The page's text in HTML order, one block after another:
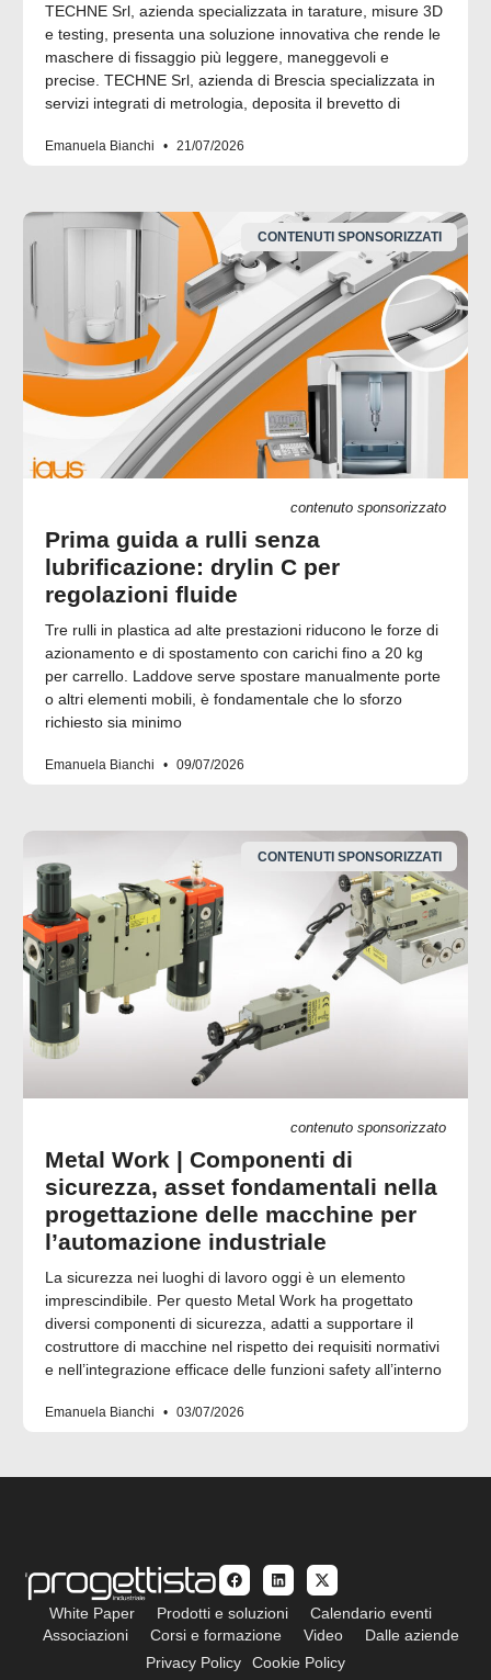
TECHNE Srl, azienda specializzata in tarature, misure 3D
e testing, presenta una soluzione innovativa che rende le
maschere di fissaggio più leggere, maneggevoli e
precise. TECHNE Srl, azienda di Brescia specializzata in
servizi integrati di metrologia, deposita il brevetto di
Emanuela Bianchi 21/07/2026
CONTENUTI SPONSORIZZATI
contenuto sponsorizzato
Prima guida a rulli senza
lubrificazione: drylin C per
regolazioni fluide
Tre rulli in plastica ad alte prestazioni riducono le forze di
azionamento e di spostamento con carichi fino a 20 kg
per carrello. Laddove serve spostare manualmente porte
o altri elementi mobili, è fondamentale che lo sforzo
richiesto sia minimo
Emanuela Bianchi 09/07/2026
CONTENUTI SPONSORIZZATI
contenuto sponsorizzato
Metal Work | Componenti di
sicurezza, asset fondamentali nella
progettazione delle macchine per
l’automazione industriale
La sicurezza nei luoghi di lavoro oggi è un elemento
imprescindibile. Per questo Metal Work ha progettato
diversi componenti di sicurezza, adatti a supportare il
costruttore di macchine nel rispetto dei requisiti normativi
e nell’integrazione efficace delle funzioni safety all’interno
Emanuela Bianchi 03/07/2026
White Paper Prodotti e soluzioni
Calendario eventi
Associazioni
Corsi e formazione Video
Dalle aziende
Privacy Policy
Cookie Policy